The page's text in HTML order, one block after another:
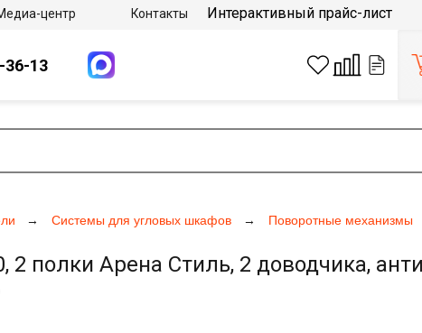
Системы для угловых шкафов Поворотные механизмы
полки Арена Стиль, 2 доводчика,
центр Контакты Интерактивный прайс-лист
36-13